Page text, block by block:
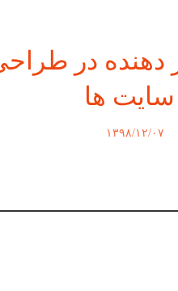
دهنده در
سایت ها
۱۳۹۸/۱۲/۰۷